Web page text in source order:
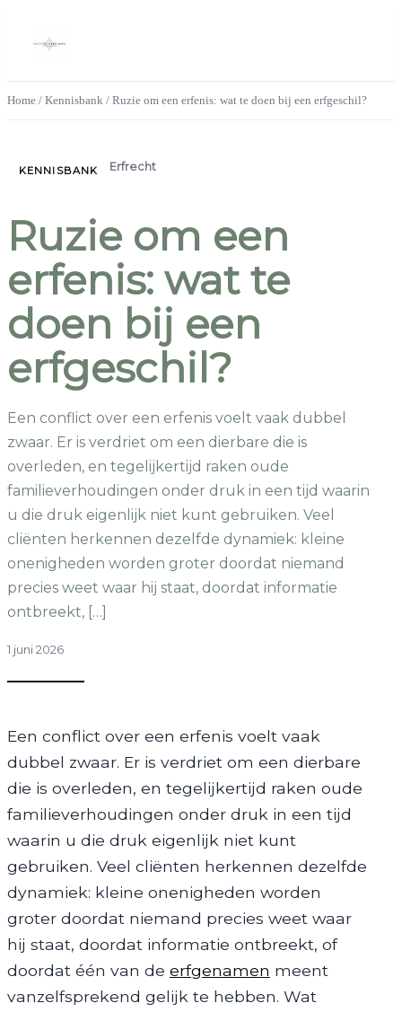
Home / Kennisbank / Ruzie om een erfenis: wat te doen bij een erfgeschil?
KENNISBANK Erfrecht
Ruzie om een
erfenis: wat te
doen bij een
erfgeschil?
Een conflict over een erfenis voelt vaak dubbel
zwaar. Er is verdriet om een dierbare die is
overleden, en tegelijkertijd raken oude
familieverhoudingen onder druk in een tijd waarin
u die druk eigenlijk niet kunt gebruiken. Veel
cliënten herkennen dezelfde dynamiek: kleine
onenigheden worden groter doordat niemand
precies weet waar hij staat, doordat informatie
ontbreekt, […]
1 juni 2026
Een conflict over een erfenis voelt vaak
dubbel zwaar. Er is verdriet om een dierbare
die is overleden, en tegelijkertijd raken oude
familieverhoudingen onder druk in een tijd
waarin u die druk eigenlijk niet kunt
gebruiken. Veel cliënten herkennen dezelfde
dynamiek: kleine onenigheden worden
groter doordat niemand precies weet waar
hij staat, doordat informatie ontbreekt, of
doordat één van de erfgenamen meent
vanzelfsprekend gelijk te hebben. Wat